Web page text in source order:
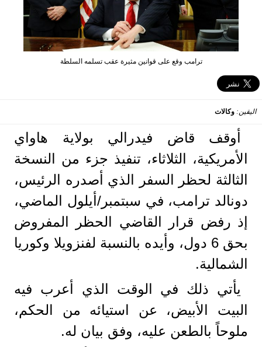
ترامب وقع على قوانين مثيرة عقب تسلمه السلطة
اليقين: وكالات
أوقف قاض فيدرالي بولاية هاواي
الأمريكية، الثلاثاء، تنفيذ جزء من النسخة
الثالثة لحظر السفر الذي أصدره الرئيس،
دونالد ترامب، في سبتمبر/أيلول الماضي،
إذ رفض قرار القاضي الحظر المفروض
بحق 6 دول، وأيده بالنسبة لفنزويلا وكوريا
الشمالية.
يأتي ذلك في الوقت الذي أعرب فيه
البيت الأبيض، عن استيائه من الحكم،
ملوحاً بالطعن عليه، وفق بيان له.